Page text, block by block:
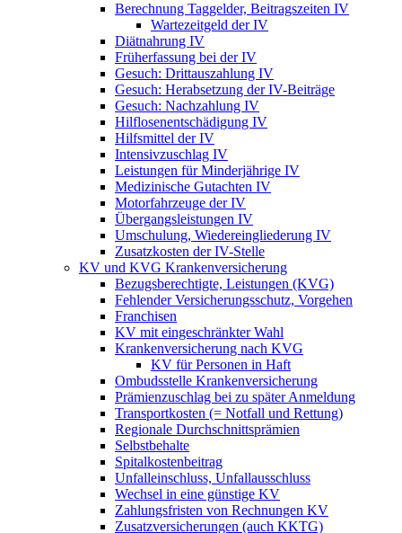
Berechnung Taggelder, Beitragszeiten IV
Wartezeitgeld der IV
Diätnahrung IV
Früherfassung bei der IV
Gesuch: Drittauszahlung IV
Gesuch: Herabsetzung der IV-Beiträge
Gesuch: Nachzahlung IV
Hilflosenentschädigung IV
Hilfsmittel der IV
Intensivzuschlag IV
Leistungen für Minderjährige IV
Medizinische Gutachten IV
Motorfahrzeuge der IV
Übergangsleistungen IV
Umschulung, Wiedereingliederung IV
Zusatzkosten der IV-Stelle
KV und KVG Krankenversicherung
Bezugsberechtigte, Leistungen (KVG)
Fehlender Versicherungsschutz, Vorgehen
Franchisen
KV mit eingeschränkter Wahl
Krankenversicherung nach KVG
KV für Personen in Haft
Ombudsstelle Krankenversicherung
Prämienzuschlag bei zu später Anmeldung
Transportkosten (= Notfall und Rettung)
Regionale Durchschnittsprämien
Selbstbehalte
Spitalkostenbeitrag
Unfalleinschluss, Unfallausschluss
Wechsel in eine günstige KV
Zahlungsfristen von Rechnungen KV
Zusatzversicherungen (auch KKTG)